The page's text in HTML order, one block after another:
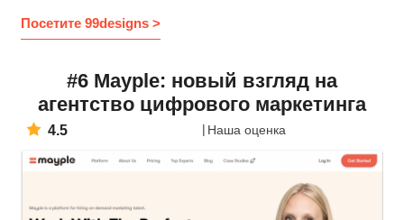
Посетите 99designs >
#6 Mayple: новый взгляд на
агентство цифрового маркетинга
4.5 Наша оценка